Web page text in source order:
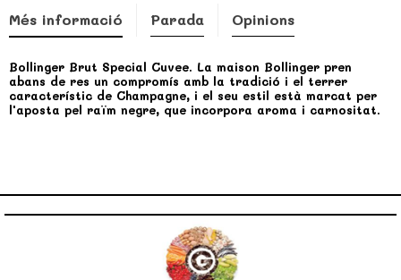
Més informació Parada Opinions
Bollinger Brut Special Cuvee. La maison Bollinger pren
abans de res un compromís amb la tradició i el terrer
característic de Champagne, i el seu estil està marcat per
l'aposta pel raïm negre, que incorpora aroma i carnositat.